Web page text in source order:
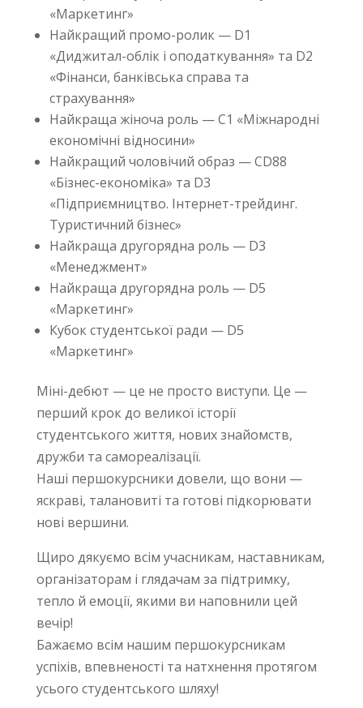
«Маркетинг»
Найкращий промо-ролик — D1
«Диджитал-облік і оподаткування» та D2
«Фінанси, банківська справа та
страхування»
Найкраща жіноча роль — С1 «Міжнародні
економічні відносини»
Найкращий чоловічий образ — CD88
«Бізнес-економіка» та D3
«Підприємництво. Інтернет-трейдинг.
Туристичний бізнес»
Найкраща другорядна роль — D3
«Менеджмент»
Найкраща другорядна роль — D5
«Маркетинг»
Кубок студентської ради — D5
«Маркетинг»
Міні-дебют — це не просто виступи. Це —
перший крок до великої історії
студентського життя, нових знайомств,
дружби та самореалізації.
Наші першокурсники довели, що вони —
яскраві, талановиті та готові підкорювати
нові вершини.
Щиро дякуємо всім учасникам, наставникам,
організаторам і глядачам за підтримку,
тепло й емоції, якими ви наповнили цей
вечір!
Бажаємо всім нашим першокурсникам
успіхів, впевненості та натхнення протягом
усього студентського шляху!